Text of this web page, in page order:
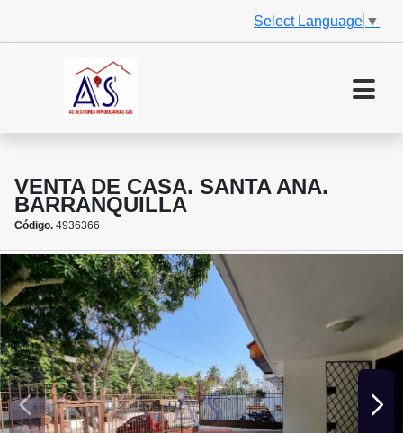
Select Language ▼
VENTA DE CASA. SANTA ANA.
BARRANQUILLA
Código. 4936366